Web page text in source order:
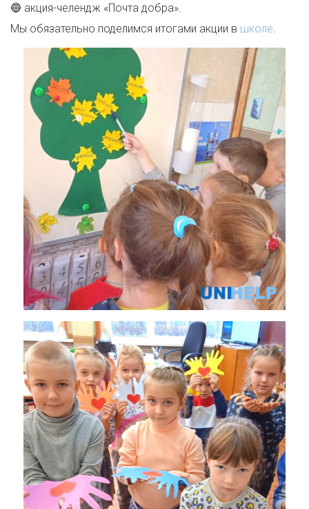
🔵 акция-челендж «Почта добра».
Мы обязательно поделимся итогами акции в школе.